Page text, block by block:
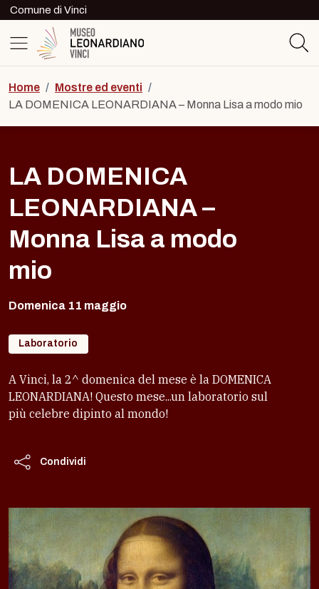
Skip to content
Comune di Vinci
Home / Mostre ed eventi /
LA DOMENICA LEONARDIANA – Monna Lisa a modo mio
LA DOMENICA
LEONARDIANA –
Monna Lisa a modo
mio
Domenica 11 maggio
Laboratorio
A Vinci, la 2^ domenica del mese è la DOMENICA
LEONARDIANA! Questo mese...un laboratorio sul
più celebre dipinto al mondo!
Condividi